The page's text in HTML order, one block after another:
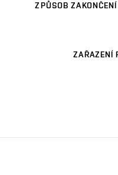
ZPŮSOB
ZAŘAZENÍ